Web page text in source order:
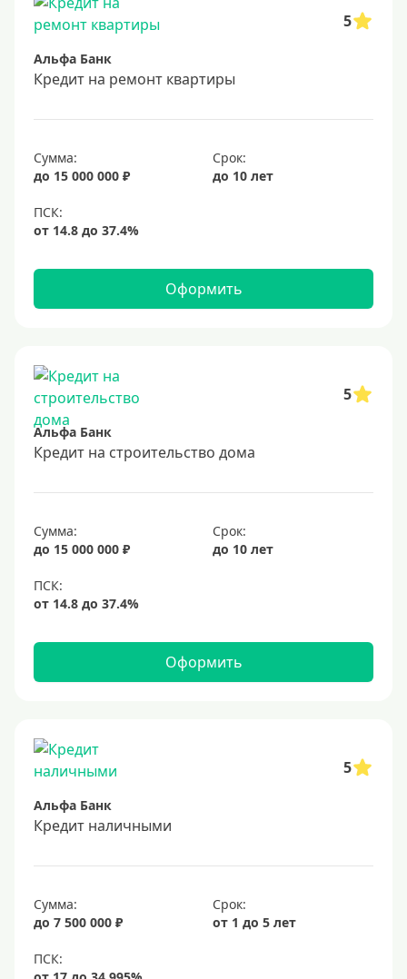
5
Альфа Банк
Кредит на ремонт квартиры
Сумма:
до 15 000 000 ₽
Срок:
до 10 лет
Оформить
5
Альфа Банк
Кредит на строительство дома
Сумма:
до 15 000 000 ₽
Срок:
до 10 лет
Оформить
5
Альфа Банк
Кредит наличными
Сумма:
до 7 500 000 ₽
Срок:
от 1 до 5 лет